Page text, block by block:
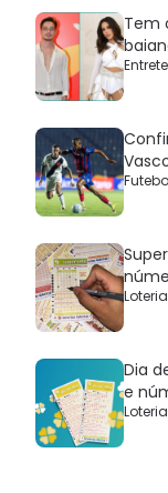
Tem
Dia
e